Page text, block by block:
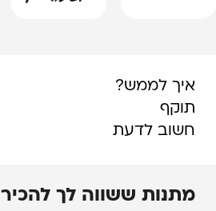
איך לממש?
תוקף
חשוב לדעת
מתנות ששווה לך להכיר